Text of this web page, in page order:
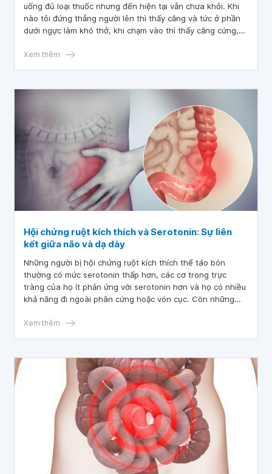
uống đủ loại thuốc nhưng đến hiện tại vẫn chưa khỏi. Khi
nào tôi đứng thẳng người lên thì thấy căng và tức ở phần
dưới ngực làm khó thở, khi chạm vào thì thấy căng cứng,
hội chứng ruột kích thích cắt bỏ một đoạn đại tràng được
bị bệnh này tôi không làm được gì cả. Xin chân thành cảm
Xem thêm
Hội chứng ruột kích thích và Serotonin: Sự liên
kết giữa não và dạ dày
Những người bị hội chứng ruột kích thích thể táo bón
thường có mức serotonin thấp hơn, các cơ trong trực
tràng của họ ít phản ứng với serotonin hơn và họ có nhiều
khả năng đi ngoài phân cứng hoặc vón cục. Còn những
thể bị tiêu chảy và trực tràng của họ phản ứng mạnh hơn,
Xem thêm